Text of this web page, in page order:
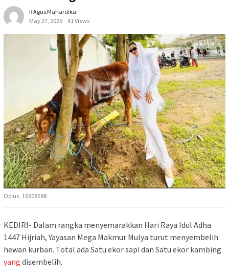
R Agus Mahardika
May 27, 2026
41 Views
Oplus_16908288
KEDIRI- Dalam rangka menyemarakkan Hari Raya Idul Adha
1447 Hijriah, Yayasan Mega Makmur Mulya turut menyembelih
hewan kurban. Total ada Satu ekor sapi dan Satu ekor kambing
yang disembelih.